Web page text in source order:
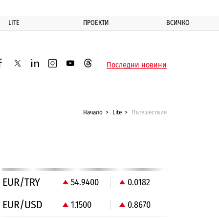
LITE ПРОЕКТИ ВСИЧКО
twitterlinkedininstagram
youtubethreadsПоследни новини
Начало Lite Пътешествия
EUR/TRY 54.9400 0.0182
EUR/USD 1.1500 0.8670